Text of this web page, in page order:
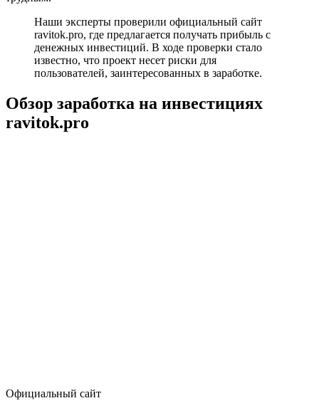
Наши эксперты проверили официальный сайт
ravitok.pro, где предлагается получать прибыль с
денежных инвестиций. В ходе проверки стало
известно, что проект несет риски для
пользователей, заинтересованных в заработке.
Обзор заработка на инвестициях
ravitok.pro
Официальный сайт